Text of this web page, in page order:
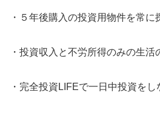
・５年後購入の投資用物件を常に
・投資収入と不労所得のみの生
・完全投資LIFEで一日中投資を